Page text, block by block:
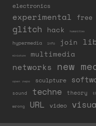
electronics
experimental free
glitch hack humanities
hypermedia info join
miniature multimedia
networks new
open repo sculpture
sound techne theory
wrong URL video